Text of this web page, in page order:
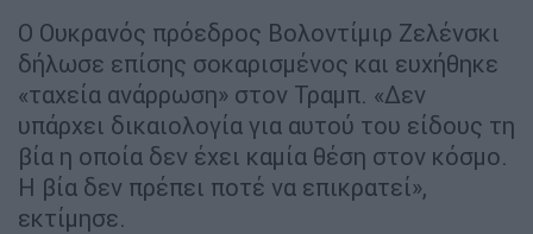
Ο Ουκρανός πρόεδρος Βολοντίμιρ Ζελένσκι
δήλωσε επίσης σοκαρισμένος και ευχήθηκε
«ταχεία ανάρρωση» στον Τραμπ. «Δεν
υπάρχει δικαιολογία για αυτού του είδους τη
βία η οποία δεν έχει καμία θέση στον κόσμο.
Η βία δεν πρέπει ποτέ να επικρατεί»,
εκτίμησε.